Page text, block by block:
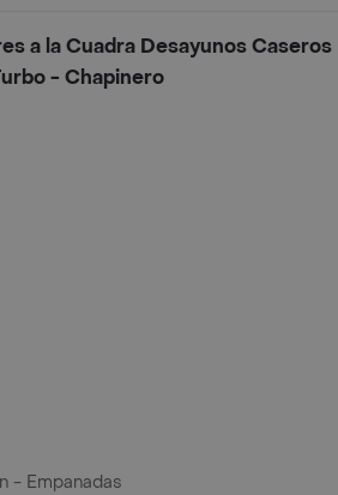
a la Cuadra Desayunos Caseros
- Chapinero
- Empanadas